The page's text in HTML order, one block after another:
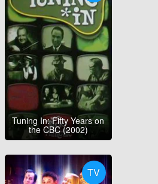
Tuning In: Fifty Years on
the CBC (2002)
TV